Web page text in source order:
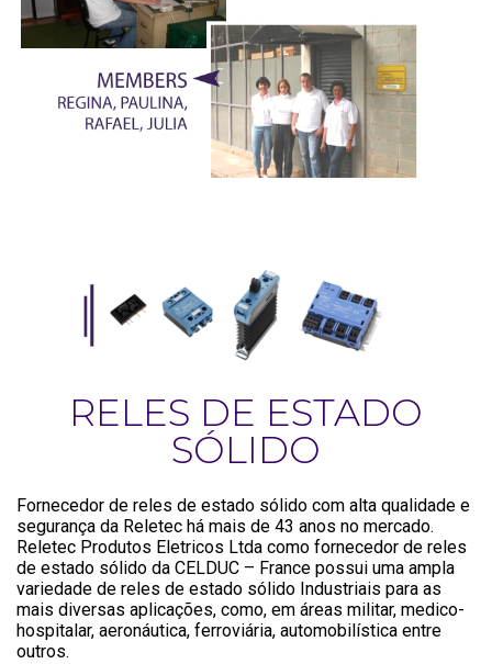
RELES DE ESTADO
SÓLIDO
Fornecedor de reles de estado sólido com alta qualidade e
segurança da Reletec há mais de 43 anos no mercado.
Reletec Produtos Eletricos Ltda como fornecedor de reles
de estado sólido da CELDUC – France possui uma ampla
variedade de reles de estado sólido Industriais para as
mais diversas aplicações, como, em áreas militar, medico-
hospitalar, aeronáutica, ferroviária, automobilística entre
outros.